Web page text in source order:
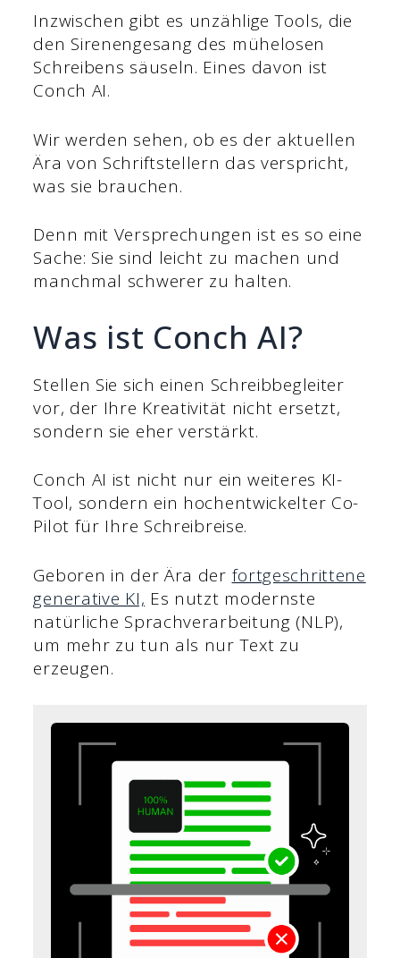
Inzwischen gibt es unzählige Tools, die
den Sirenengesang des mühelosen
Schreibens säuseln. Eines davon ist
Conch AI.
Wir werden sehen, ob es der aktuellen
Ära von Schriftstellern das verspricht,
was sie brauchen.
Denn mit Versprechungen ist es so eine
Sache: Sie sind leicht zu machen und
manchmal schwerer zu halten.
Was ist Conch AI?
Stellen Sie sich einen Schreibbegleiter
vor, der Ihre Kreativität nicht ersetzt,
sondern sie eher verstärkt.
Conch AI ist nicht nur ein weiteres KI-
Tool, sondern ein hochentwickelter Co-
Pilot für Ihre Schreibreise.
Geboren in der Ära der fortgeschrittene
generative KI, Es nutzt modernste
natürliche Sprachverarbeitung (NLP),
um mehr zu tun als nur Text zu
erzeugen.